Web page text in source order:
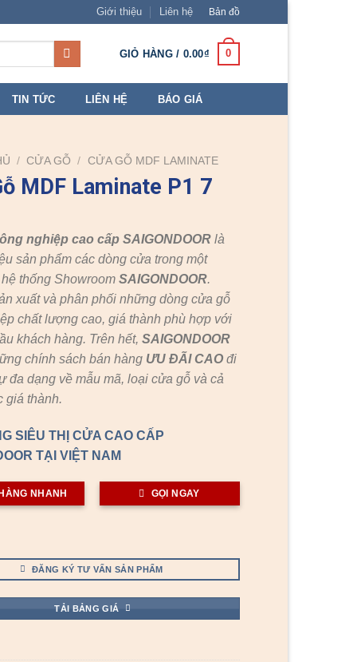
Giới thiệu Liên hệ Bản đồ
GIỎ HÀNG / 0.00₫ 0
TIN TỨC LIÊN HỆ BÁO GIÁ
/ CỬA GỖ / CỬA GỖ MDF LAMINATE
MDF Laminate P1 7
nghiệp cao cấp SAIGONDOOR là
sản phẩm các dòng cửa trong một
thống ShowroomSAIGONDOOR.
xuất và phân phối những dòng cửa gỗ
chất lượng cao, giá thành phù hợp với
khách hàng. Trên hết,SAIGONDOOR
chính sách bán hàng ƯU ĐÃI CAOđi
đa dạng về mẫu mã, loại cửa gỗ và cả
giá thành.
SIÊU THỊ CỬA CAO CẤP
TẠI VIỆT NAM
NHANH GỌI NGAY
ĐĂNG KÝ TƯ VẤN SẢN PHẨM
TẢI BẢNG GIÁ